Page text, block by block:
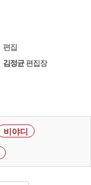
편집
김정균편집장
비야디